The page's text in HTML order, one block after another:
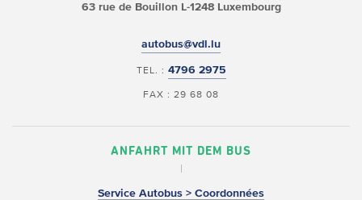
63 rue de BouillonL-1248 Luxembourg
autobus@vdl.lu
TEL. : 4796 2975
FAX : 29 68 08
ANFAHRT MIT DEM BUS
Service Autobus > Coordonnées